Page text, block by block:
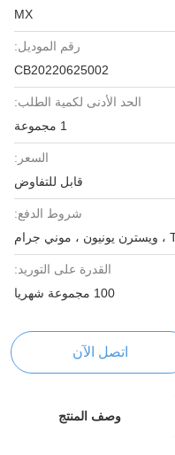
MX
رقم الموديل:
CB20220625002
الحد الأدنى لكمية الطلب:
السعر:
قابل للتفاوض
شروط الدفع:
القدرة على التوريد:
100 مجموعة شهريا
اتصل الآن
وصف المنتج